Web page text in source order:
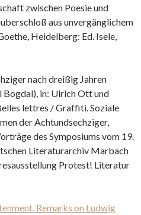
zwischen Poesie und
aus unvergänglichem
Heidelberg: Ed. Isele,
nach dreißig Jahren
Bogdal), in: Ulrich Ott und
lettres / Graffiti. Soziale
der Achtundsechziger,
des Symposiums vom 19.
Literaturarchiv Marbach
Protest! Literatur
Remarks on Ludwig